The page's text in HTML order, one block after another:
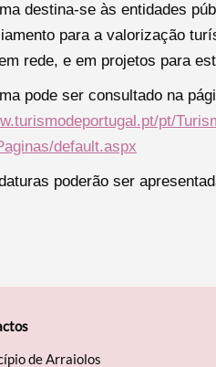
destina-se às entidades
para a valorização
rede, e em projetos para
pode ser consultado na
pt/
default.aspx
poderão ser
de Arraiolos